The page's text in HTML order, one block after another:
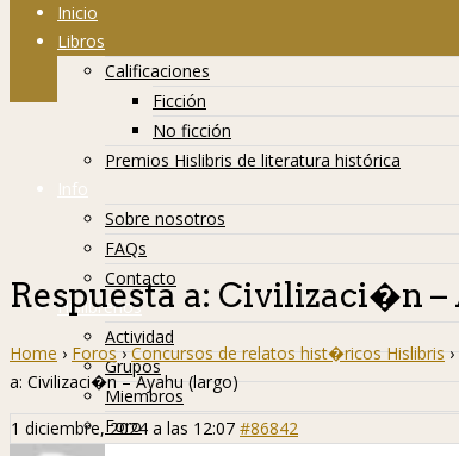
Inicio
Libros
Calificaciones
Ficción
No ficción
Premios Hislibris de literatura histórica
Info
Sobre nosotros
FAQs
Contacto
Hislibreños
Actividad
Grupos
Miembros
Foro
Respuesta a: Civilizaci�n –
Home › Foros › Concursos de relatos hist�ricos Hislibris ›
a: Civilizaci�n – Ayahu (largo)
1 diciembre, 2024 a las 12:07 #86842